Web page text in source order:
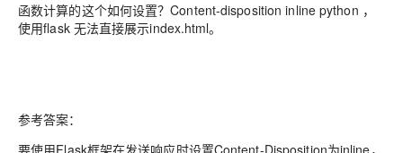
函数计算的这个如何设置？Content-disposition inline python ，
使用flask 无法直接展示index.html。
参考答案：
要使用Flask框架在发送响应时设置Content-Disposition为inline，